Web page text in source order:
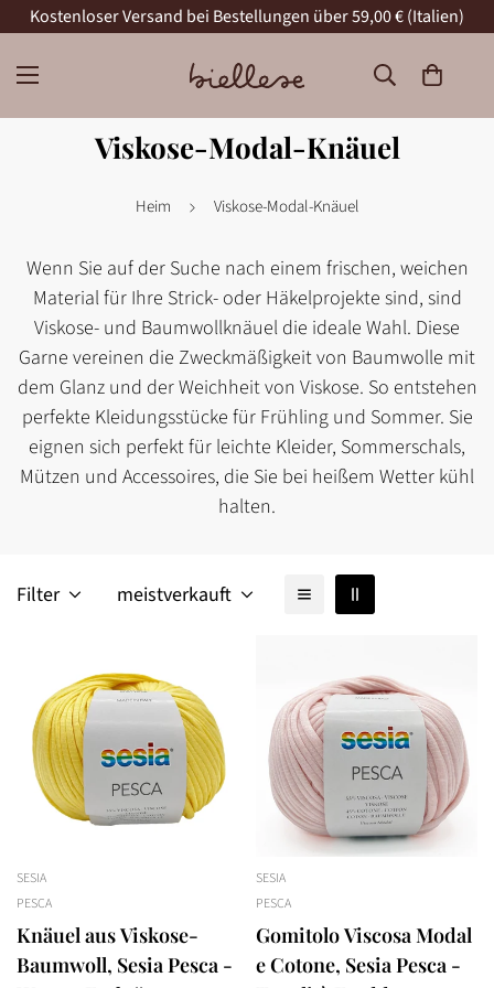
Kostenloser Versand bei Bestellungen über 59,00 € (Italien)
Viskose-Modal-Knäuel
Heim Viskose-Modal-Knäuel
Wenn Sie auf der Suche nach einem frischen, weichen
Material für Ihre Strick- oder Häkelprojekte sind, sind
Viskose- und Baumwollknäuel die ideale Wahl. Diese
Garne vereinen die Zweckmäßigkeit von Baumwolle mit
dem Glanz und der Weichheit von Viskose. So entstehen
perfekte Kleidungsstücke für Frühling und Sommer. Sie
eignen sich perfekt für leichte Kleider, Sommerschals,
Mützen und Accessoires, die Sie bei heißem Wetter kühl
halten.
Filter meistverkauft
SESIA
PESCA
Knäuel aus Viskose-
Baumwoll, Sesia Pesca -
SESIA
PESCA
Gomitolo Viscosa Modal
e Cotone, Sesia Pesca -
Bestätigen Sie Ihr Alter